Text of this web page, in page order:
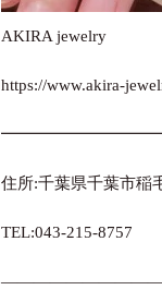
AKIRA jewelry
https://www.akira-
住所:千葉県千葉市稲
TEL:043-215-8757